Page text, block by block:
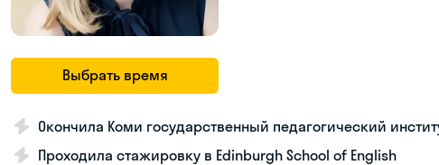
Выбрать время
Окончила Коми государственный педагогический
Проходила стажировку в Edinburgh School of English